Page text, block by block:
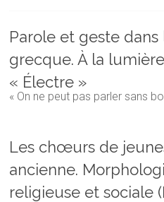
Faculté
des
lettres
Parole et geste
grecque. À la
« Électre »
« On ne peut pas parler sans
Les chœurs de
ancienne.
religieuse et sociale